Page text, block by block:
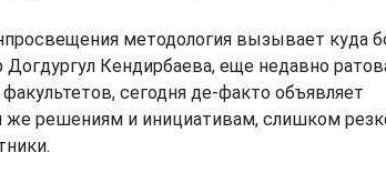
методология вызывает куда
Кендирбаева, еще недавно
сегодня де-факто объявляет
решениям и инициативам, слишком